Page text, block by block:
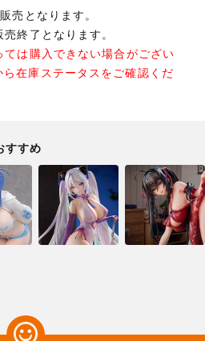
売となります。
終了となります。
ては購入できない場合がござい
ら在庫ステータスをご確認くだ
すすめ